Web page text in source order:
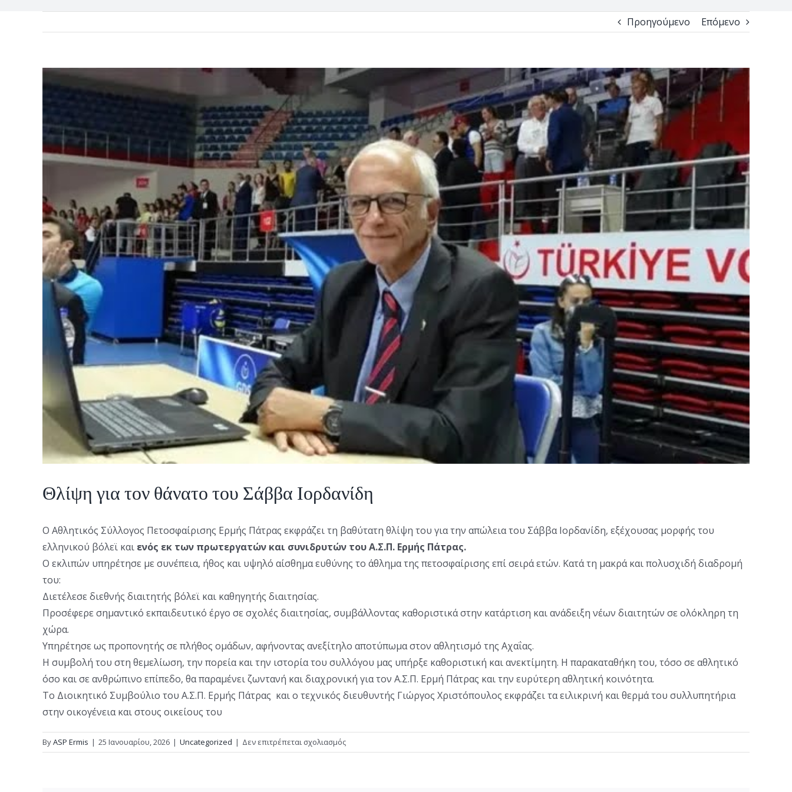
Προηγούμενο Επόμενο
View
Larger
Image
Θλίψη για τον θάνατο του Σάββα Ιορδανίδη
Ο Αθλητικός Σύλλογος Πετοσφαίρισης Ερμής Πάτρας εκφράζει τη βαθύτατη θλίψη του για την απώλεια του Σάββα Ιορδανίδη, εξέχουσας μορφής του
ελληνικού βόλεϊ και ενός εκ των πρωτεργατών και συνιδρυτών του Α.Σ.Π. Ερμής Πάτρας.
Ο εκλιπών υπηρέτησε με συνέπεια, ήθος και υψηλό αίσθημα ευθύνης το άθλημα της πετοσφαίρισης επί σειρά ετών. Κατά τη μακρά και πολυσχιδή διαδρομή
του:
Διετέλεσε διεθνής διαιτητής βόλεϊ και καθηγητής διαιτησίας.
Προσέφερε σημαντικό εκπαιδευτικό έργο σε σχολές διαιτησίας, συμβάλλοντας καθοριστικά στην κατάρτιση και ανάδειξη νέων διαιτητών σε ολόκληρη τη
χώρα.
Υπηρέτησε ως προπονητής σε πλήθος ομάδων, αφήνοντας ανεξίτηλο αποτύπωμα στον αθλητισμό της Αχαΐας.
Η συμβολή του στη θεμελίωση, την πορεία και την ιστορία του συλλόγου μας υπήρξε καθοριστική και ανεκτίμητη. Η παρακαταθήκη του, τόσο σε αθλητικό
όσο και σε ανθρώπινο επίπεδο, θα παραμένει ζωντανή και διαχρονική για τον Α.Σ.Π. Ερμή Πάτρας και την ευρύτερη αθλητική κοινότητα.
Το Διοικητικό Συμβούλιο του Α.Σ.Π. Ερμής Πάτρας και ο τεχνικός διευθυντής Γιώργος Χριστόπουλος εκφράζει τα ειλικρινή και θερμά του συλλυπητήρια
στην οικογένεια και στους οικείους του
ByASP Ermis | 25 Ιανουαρίου, 2026 | Uncategorized | Δεν επιτρέπεται σχολιασμόςστο
Θλίψη